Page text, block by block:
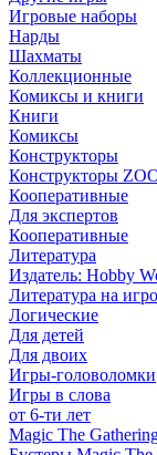
Игровые наборы
Нарды
Шахматы
Коллекционные
Комиксы и книги
Книги
Комиксы
Конструкторы
Конструкторы
Кооперативные
Для экспертов
Кооперативные
Литература
Издатель: Hobby
Литература на
Логические
Для детей
Для двоих
Игры-головоломки
Игры в слова
от 6-ти лет
Magic The